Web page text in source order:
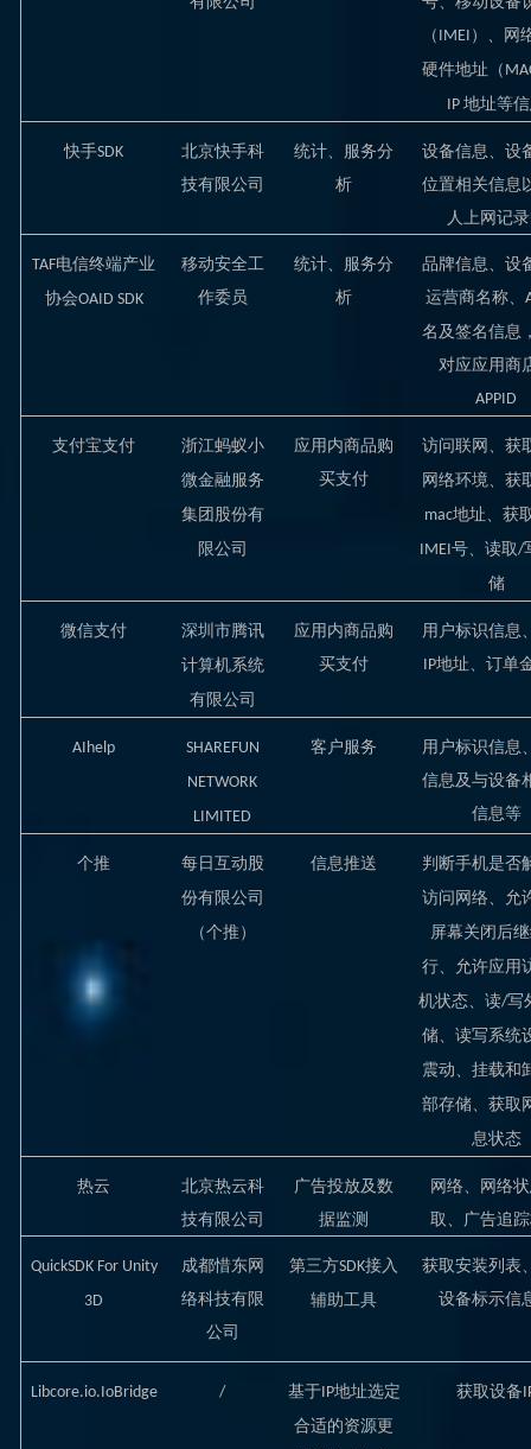
（ IMEI ）、网
硬件地址（
IP 地址等
快手SDK
北京快手科
技有限公司
统计、服务分
析
设备信息、设
位置相关信息
人上网记
TAF电信终端产业
协会OAID SDK
移动安全工
作委员
统计、服务分
析
品牌信息、设
运营商名称、
名及签名信息
对应应用商
APPID
支付宝支付
浙江蚂蚁小
微金融服务
集团股份有
限公司
应用内商品购
买支付
访问联网、获
网络环境、获
mac地址、获
IMEI号、读取/
储
微信支付
深圳市腾讯
计算机系统
有限公司
应用内商品购
买支付
用户标识信息
IP地址、订单
AIhelp
SHAREFUN
NETWORK
LIMITED
客户服务
用户标识信息
信息及与设备
信息等
个推
每日互动股
份有限公司
（个推）
信息推送
判断手机是否
访问网络、允
屏幕关闭后
行、允许应用
机状态、读/写
储、读写系统
震动、挂载和
部存储、获取
息状态
热云
北京热云科
技有限公司
广告投放及数
据监测
网络、网络
取、广告追
QuickSDK For Unity
3D
成都惜东网
络科技有限
公司
第三方SDK接入
辅助工具
获取安装列表
设备标示信
Libcore.io.IoBridge / 基于IP地址选定
合适的资源更
获取设备